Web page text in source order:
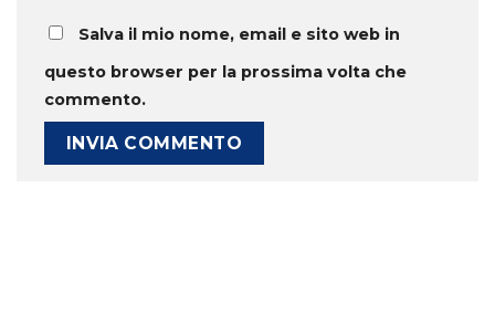
Salva il mio nome, email e sito web in
questo browser per la prossima volta che
commento.